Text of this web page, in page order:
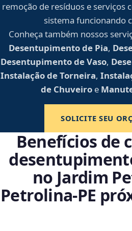
remoção de resíduos e serviços
sistema funcionando
Conheça também nossos
Desentupimento de Pia,
Desentupimento de Vaso,
Instalação de Torneira,
de Chuveiro e
SOLICITE SEU
Benefícios de
no Jardim
Petrolina‑PE